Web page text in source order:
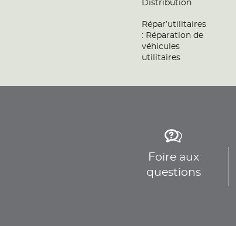
10 BIS AVENUE MIREBEAU
92340 BOURG-LA-REINE
Fermé actuellement
6 rue Paul Lafargue
91550 PARAY-VIEILLE-POSTE
Fermé actuellement
Téléphone
Distribution
Répar’utilitaires
: Réparation de
véhicules
utilitaires
Foire aux
questions